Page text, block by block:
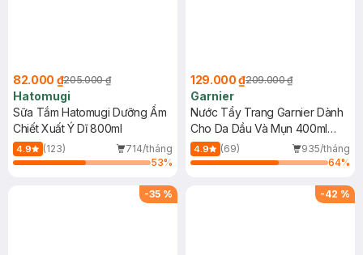
82.000 ₫205.000 ₫
Hatomugi
Sữa Tắm Hatomugi Dưỡng Ẩm
Chiết Xuất Ý Dĩ 800ml
4.9 (123)
714/tháng
53%
129.000 ₫209.000 ₫
Garnier
Nước Tẩy Trang Garnier Dành
Cho Da Dầu Và Mụn 400ml
(Mới)
4.9 (69)
935/tháng
64%
-35 % -42 %